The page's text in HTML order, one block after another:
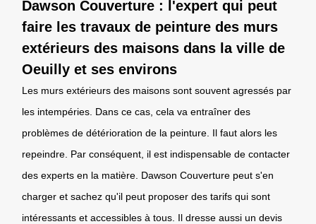
Dawson Couverture : l'expert qui peut
faire les travaux de peinture des murs
extérieurs des maisons dans la ville de
Oeuilly et ses environs
Les murs extérieurs des maisons sont souvent agressés par
les intempéries. Dans ce cas, cela va entraîner des
problèmes de détérioration de la peinture. Il faut alors les
repeindre. Par conséquent, il est indispensable de contacter
des experts en la matière. Dawson Couverture peut s'en
charger et sachez qu'il peut proposer des tarifs qui sont
intéressants et accessibles à tous. Il dresse aussi un devis